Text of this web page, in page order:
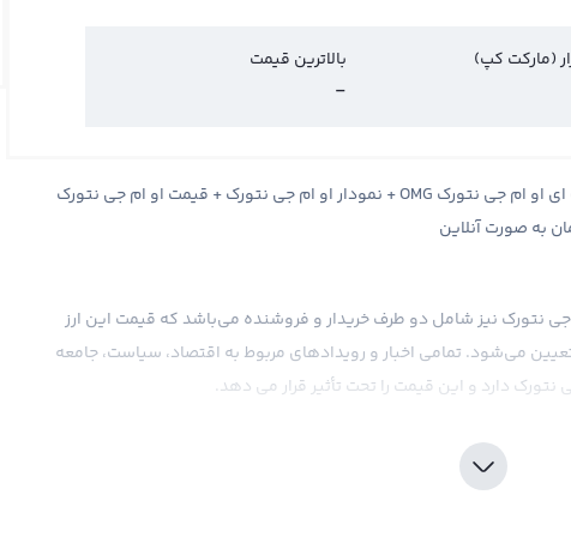
(مارکت کپ) بالاترین قیمت
-
قیمت او ام جی نتورک OMG Network + قیمت لحظه ای او ام جی نتورک OMG + نمودار او ام جی نتورک + قیمت او ام جی نتورک
به صورت آنلاین
جی نتورک نیز شامل دو طرف خریدار و فروشنده می‌باشد که قیمت این ارز
می‌شود. تمامی اخبار و رویدادهای مربوط به اقتصاد، سیاست، جامعه
نتورک دارد و این قیمت را تحت تأثیر قرار می دهد.
با تتر، که یک ارز پایدار و معتبر است و به محضر دیجیتال دلار است،